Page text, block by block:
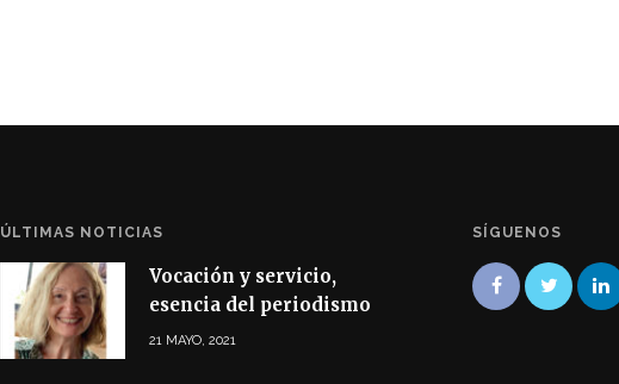
ÚLTIMAS NOTICIAS
Vocación y servicio,
esencia del periodismo
21 MAYO, 2021
SÍGUENOS